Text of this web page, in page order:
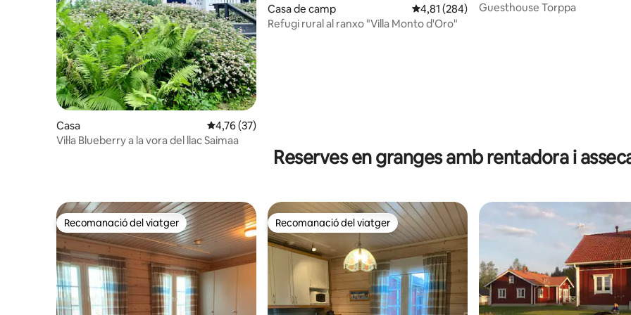
Casa 4,76 de puntuació mitjana d'un total de 5; 37 avaluacions
4,76 (37)
Vil·la Blueberry a la vora del llac Saimaa
Casa de camp 4,81 de puntuació mitjana d'un total de 5; 284
4,81 (284)
Refugi rural al ranxo "Villa Monto d'Oro"
Guesthouse Torppa
Reserves en granges amb rentadora i
Recomanació del viatger
Recomanació del viatger Recomanació del viatger
Recomanació del viatger